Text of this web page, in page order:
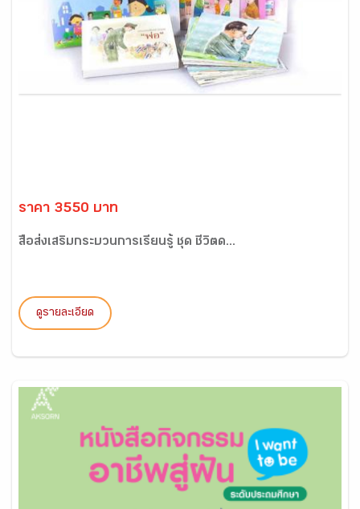
ราคา 3550 บาท
สื่อส่งเสริมกระบวนการเรียนรู้ ชุด ชีวิตด...
ดูรายละเอียด